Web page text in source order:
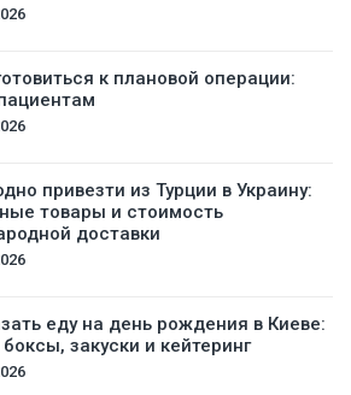
к плановой операции:
привезти из Турции в Украину:
товары и стоимость
доставки
еду на день рождения в Киеве:
закуски и кейтеринг